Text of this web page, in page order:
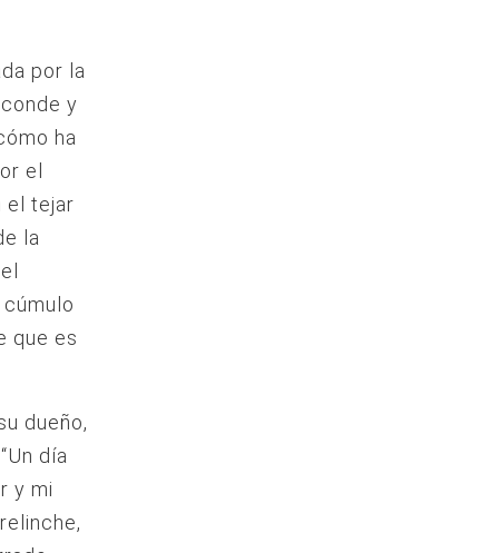
por la
y
ha
el
el tejar
la
que es
dueño,
día
y mi